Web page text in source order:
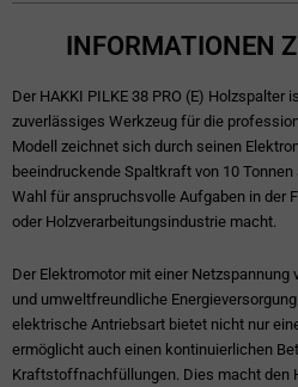
INFORMATIONEN
Der HAKKI PILKE 38 PRO (E) Holzspalter
zuverlässiges Werkzeug für die
Modell zeichnet sich durch seinen
beeindruckende Spaltkraft von 10
Wahl für anspruchsvolle Aufgaben in
oder Holzverarbeitungsindustrie macht.
Der Elektromotor mit einer
und umweltfreundliche
elektrische Antriebsart bietet nicht nur
ermöglicht auch einen kontinuierlichen
Kraftstoffnachfüllungen. Dies macht den